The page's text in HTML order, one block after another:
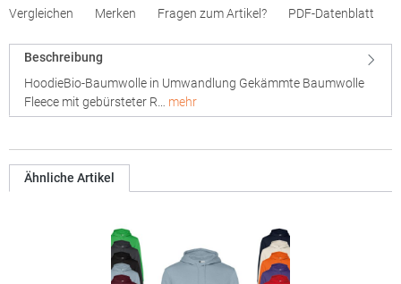
Vergleichen Merken Fragen zum Artikel? PDF-Datenblatt
Beschreibung
HoodieBio-Baumwolle in Umwandlung Gekämmte Baumwolle
Fleece mit gebürsteter R… mehr
Ähnliche Artikel